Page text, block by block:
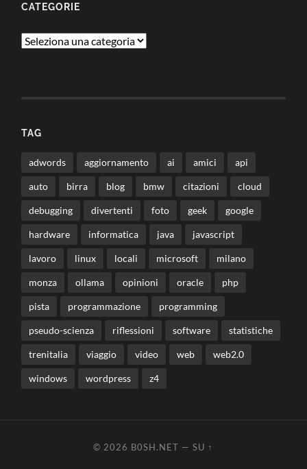
CATEGORIE
Categorie
TAG
adwords aggiornamento ai amici api
auto birra blog bmw citazioni cloud
debugging divertenti foto geek google
hardware informatica java javascript
lavoro linux locali microsoft milano
monza ollama opinioni oracle php
pista programmazione programming
pseudo-scienza riflessioni software statistiche
trenitalia viaggio video web web2.0
windows wordpress z4
© 2026 B0SH.NET —SU ↑